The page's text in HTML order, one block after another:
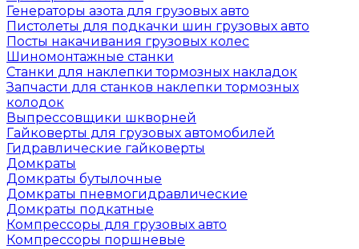
Генераторы азота для грузовых авто
Пистолеты для подкачки шин грузовых авто
Посты накачивания грузовых колес
Шиномонтажные станки
Станки для наклепки тормозных накладок
Запчасти для станков наклепки тормозных
колодок
Выпрессовщики шкворней
Гайковерты для грузовых автомобилей
Гидравлические гайковерты
Домкраты
Домкраты бутылочные
Домкраты пневмогидравлические
Домкраты подкатные
Компрессоры для грузовых авто
Компрессоры поршневые